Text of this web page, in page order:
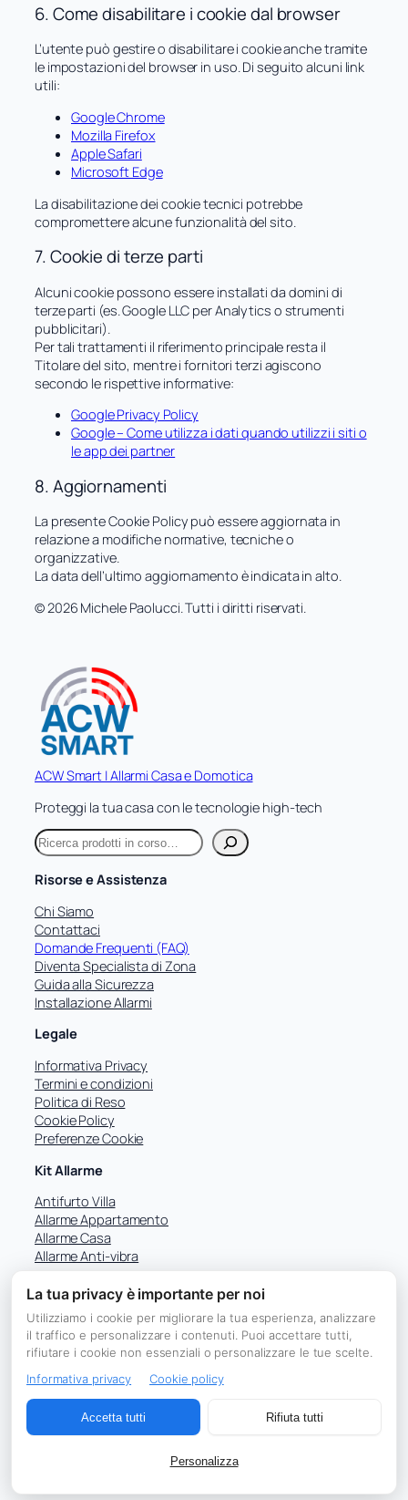
6. Come disabilitare i cookie dal browser
L’utente può gestire o disabilitare i cookie anche tramite
le impostazioni del browser in uso. Di seguito alcuni link
utili:
Google Chrome
Mozilla Firefox
Apple Safari
Microsoft Edge
La disabilitazione dei cookie tecnici potrebbe
compromettere alcune funzionalità del sito.
7. Cookie di terze parti
Alcuni cookie possono essere installati da domini di
terze parti (es. Google LLC per Analytics o strumenti
pubblicitari).
Per tali trattamenti il riferimento principale resta il
Titolare del sito, mentre i fornitori terzi agiscono
secondo le rispettive informative:
Google Privacy Policy
Google – Come utilizza i dati quando utilizzi i siti o
le app dei partner
8. Aggiornamenti
La presente Cookie Policy può essere aggiornata in
relazione a modifiche normative, tecniche o
organizzative.
La data dell’ultimo aggiornamento è indicata in alto.
© 2026 Michele Paolucci. Tutti i diritti riservati.
ACW Smart | Allarmi Casa e Domotica
Proteggi la tua casa con le tecnologie high-tech
C
e
r
a
Risorse e Assistenza
Chi Siamo
Contattaci
Domande Frequenti (FAQ)
Diventa Specialista di Zona
Guida alla Sicurezza
Installazione Allarmi
Legale
Informativa Privacy
Termini e condizioni
Politica di Reso
Cookie Policy
Preferenze Cookie
Kit Allarme
Antifurto Villa
Allarme Appartamento
Allarme Casa
Allarme Anti-vibra
Facebook
© 2026 ACW Smart – Sicurezza Professionale
| Michele Paolucci | P.IVA IT01350280689 | Via Degli Ulivi 35,
65013 Città Sant’Angelo (Pescara)
La tua privacy è importante per noi
Utilizziamo i cookie per migliorare la tua esperienza, analizzare
il traffico e personalizzare i contenuti. Puoi accettare tutti,
rifiutare i cookie non essenziali o personalizzare le tue scelte.
Informativa privacy
Cookie policy
Accetta tutti Rifiuta tutti
Personalizza